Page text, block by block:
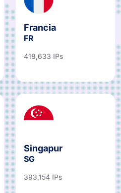
Francia
FR
418,633 IPs
Singapur
SG
393,154 IPs